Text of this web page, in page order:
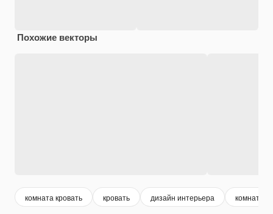
Похожие векторы
комната кровать кровать дизайн интерьера комната